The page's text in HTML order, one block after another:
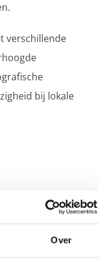
Over
verschillende
bij lokale